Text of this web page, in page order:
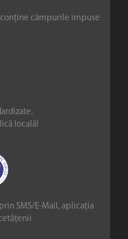
câmpurile impuse
locală!
SMS/E-Mail, aplicația